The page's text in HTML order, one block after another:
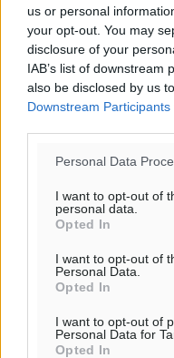
us or personal
your opt-out. You may
disclosure of your
IAB’s list of downstream
also be disclosed by us
Downstream Participants
Personal Data
I want to opt-out of
personal data.
Opted In
I want to opt-out of
Personal Data.
Opted In
I want to opt-out of
Personal Data for
Opted In
Υπενθύμιση:
Για την μερική
ιστοσελίδες είναι
παρεχόμενου
o καιρός τώρα:
αίθριος καιρός